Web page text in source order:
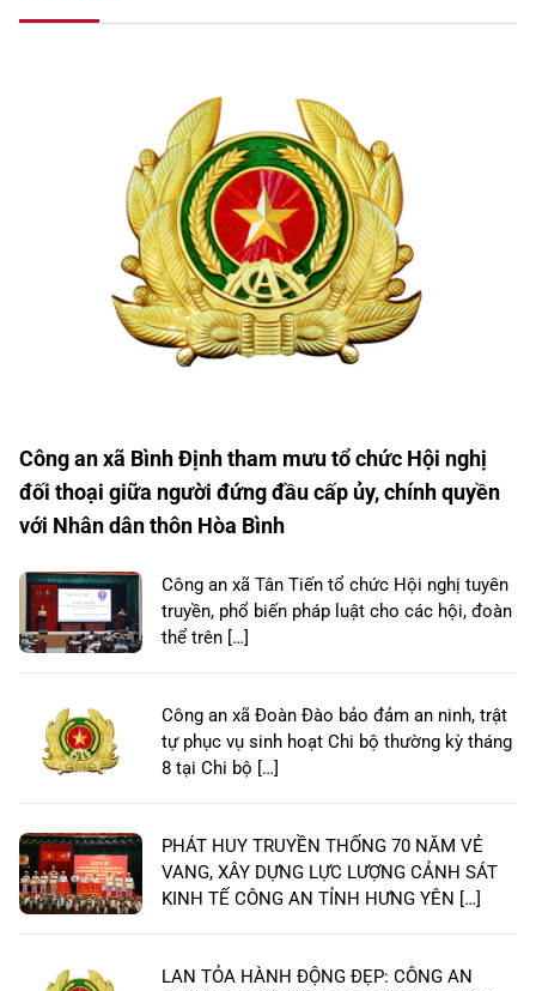
Công an xã Bình Định tham mưu tổ chức Hội nghị
đối thoại giữa người đứng đầu cấp ủy, chính quyền
với Nhân dân thôn Hòa Bình
Công an xã Tân Tiến tổ chức Hội nghị tuyên
truyền, phổ biến pháp luật cho các hội, đoàn
thể trên […]
Công an xã Đoàn Đào bảo đảm an ninh, trật
tự phục vụ sinh hoạt Chi bộ thường kỳ tháng
8 tại Chi bộ […]
PHÁT HUY TRUYỀN THỐNG 70 NĂM VẺ
VANG, XÂY DỰNG LỰC LƯỢNG CẢNH SÁT
KINH TẾ CÔNG AN TỈNH HƯNG YÊN […]
LAN TỎA HÀNH ĐỘNG ĐẸP: CÔNG AN